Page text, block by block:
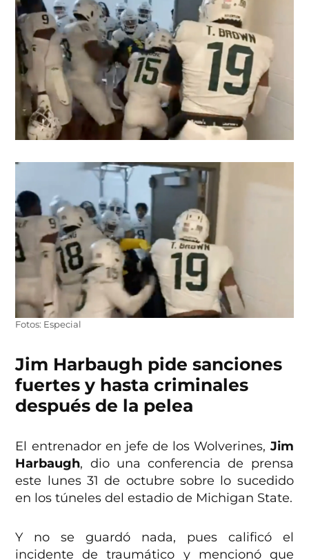
Fotos: Especial
Jim Harbaugh pide sanciones
fuertes y hasta criminales
después de la pelea
El entrenador en jefe de los Wolverines, Jim
Harbaugh, dio una conferencia de prensa
este lunes 31 de octubre sobre lo sucedido
en los túneles del estadio de Michigan State.
Y no se guardó nada, pues calificó el
incidente de traumático y mencionó que